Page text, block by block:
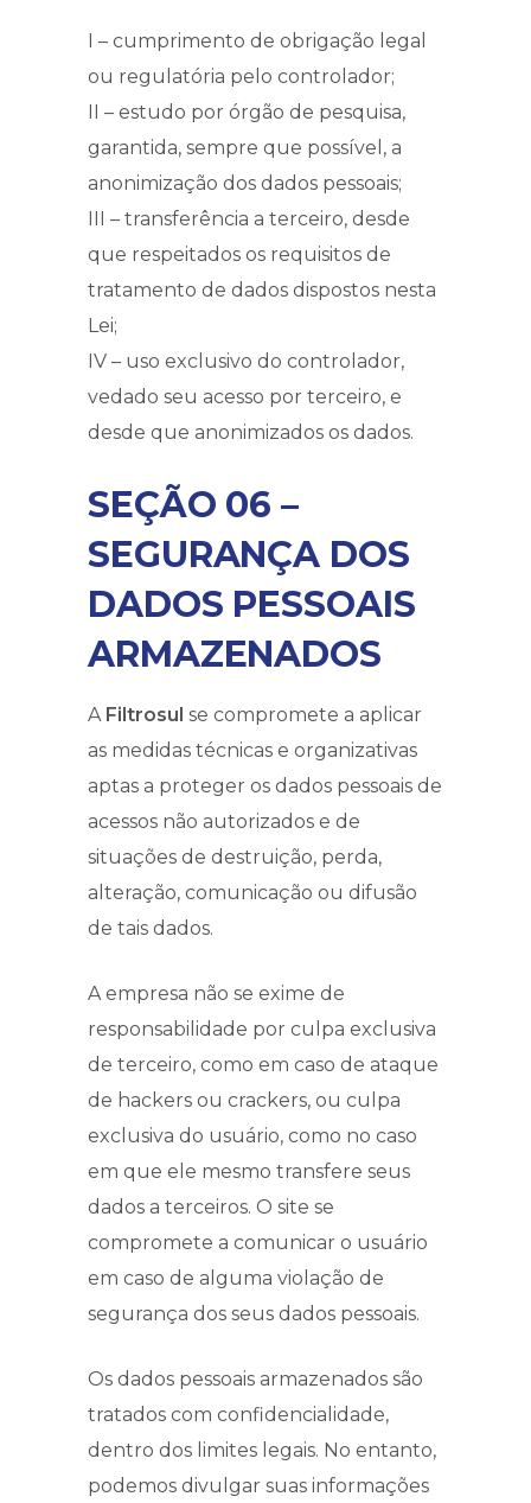
I – cumprimento de obrigação legal
ou regulatória pelo controlador;
II – estudo por órgão de pesquisa,
garantida, sempre que possível, a
anonimização dos dados pessoais;
III – transferência a terceiro, desde
que respeitados os requisitos de
tratamento de dados dispostos nesta
Lei;
IV – uso exclusivo do controlador,
vedado seu acesso por terceiro, e
desde que anonimizados os dados.
SEÇÃO 06 –
SEGURANÇA DOS
DADOS PESSOAIS
ARMAZENADOS
A Filtrosul se compromete a aplicar
as medidas técnicas e organizativas
aptas a proteger os dados pessoais de
acessos não autorizados e de
situações de destruição, perda,
alteração, comunicação ou difusão
de tais dados.
A empresa não se exime de
responsabilidade por culpa exclusiva
de terceiro, como em caso de ataque
de hackers ou crackers, ou culpa
exclusiva do usuário, como no caso
em que ele mesmo transfere seus
dados a terceiros. O site se
compromete a comunicar o usuário
em caso de alguma violação de
segurança dos seus dados pessoais.
Os dados pessoais armazenados são
tratados com confidencialidade,
dentro dos limites legais. No entanto,
podemos divulgar suas informações